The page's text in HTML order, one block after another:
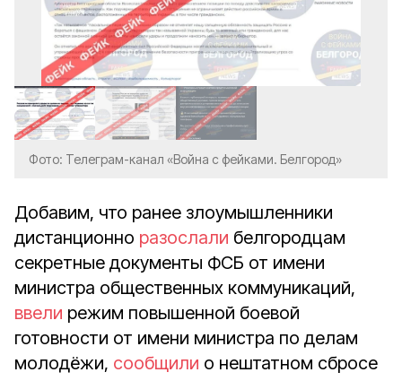
Фото: Телеграм-канал «Война с фейками. Белгород»
Добавим, что ранее злоумышленники
дистанционно разослали белгородцам
секретные документы ФСБ от имени
министра общественных коммуникаций,
ввели режим повышенной боевой
готовности от имени министра по делам
молодёжи, сообщили о нештатном сбросе